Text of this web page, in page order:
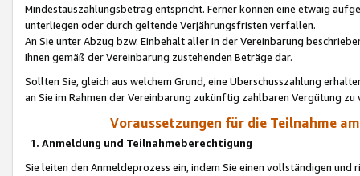
Mindestauszahlungsbetrag entspricht. Ferner können eine etwaig
unterliegen oder durch geltende Verjährungsfristen verfallen.
An Sie unter Abzug bzw. Einbehalt aller in der Vereinbarung
Ihnen gemäß der Vereinbarung zustehenden Beträge dar.
Sollten Sie, gleich aus welchem Grund, eine Überschusszahlung
an Sie im Rahmen der Vereinbarung zukünftig zahlbaren Vergütung zu
Voraussetzungen für die Teilnahme
1. Anmeldung und Teilnahmeberechtigung
Sie leiten den Anmeldeprozess ein, indem Sie einen vollständigen